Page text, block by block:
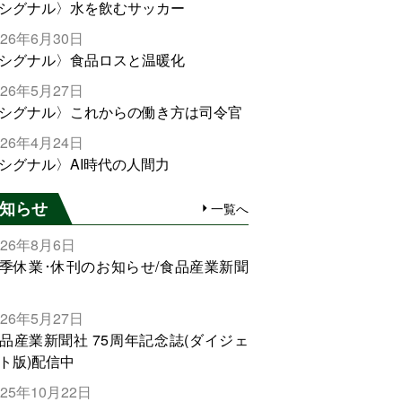
グナル〉水を飲むサッカー
年6月30日
グナル〉食品ロスと温暖化
年5月27日
グナル〉これからの働き方は司令官
年4月24日
グナル〉AI時代の人間力
らせ 一覧へ
年8月6日
休業･休刊のお知らせ/食品産業新聞
年5月27日
産業新聞社 75周年記念誌(ダイジェ
版)配信中
年10月22日